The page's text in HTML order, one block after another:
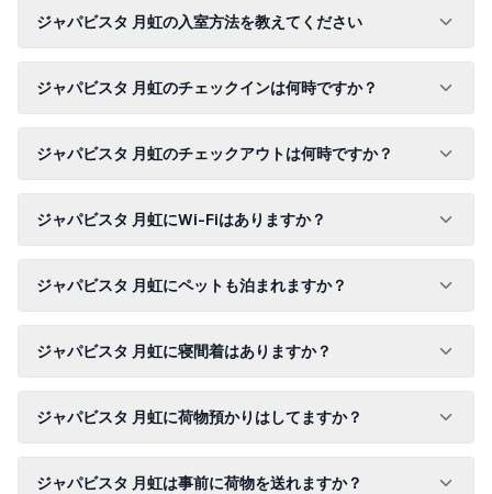
ジャパビスタ 月虹の入室方法を教えてください
ジャパビスタ 月虹のチェックインは何時ですか？
ジャパビスタ 月虹のチェックアウトは何時ですか？
ジャパビスタ 月虹にWi-Fiはありますか？
ジャパビスタ 月虹にペットも泊まれますか？
ジャパビスタ 月虹に寝間着はありますか？
ジャパビスタ 月虹に荷物預かりはしてますか？
ジャパビスタ 月虹は事前に荷物を送れますか？